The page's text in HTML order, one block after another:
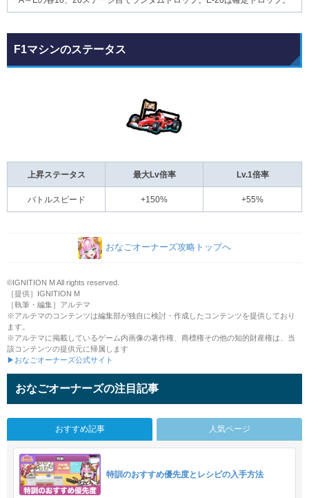
F1マシンのステータス
上昇ステータス 最大Lv倍率 Lv.1倍率
バトルスピード +150% +55%
おなごオーナーズ攻略トップへ
©IGNITION M All rights reserved.
［提供］IGNITION M
［執筆・編集］アルテマ
※アルテマのコンテンツは編集部が独自に検討・作成したコンテンツを提供しており
ます。
※アルテマに掲載しているゲーム内画像の著作権、商標権その他の知的財産権は、当
該コンテンツの提供元に帰属します
▶おなごオーナーズ公式サイト
おなごオーナーズの注目記事
おすすめ記事 人気ページ
特訓のおすすめ優先度とレシピの入手方法